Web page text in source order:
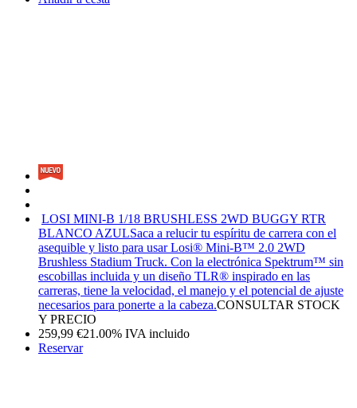
LOSI MINI-B 1/18 BRUSHLESS 2WD BUGGY RTR
BLANCO AZULSaca a relucir tu espíritu de carrera con el
asequible y listo para usar Losi® Mini-B™ 2.0 2WD
Brushless Stadium Truck. Con la electrónica Spektrum™ sin
escobillas incluida y un diseño TLR® inspirado en las
carreras, tiene la velocidad, el manejo y el potencial de ajuste
necesarios para ponerte a la cabeza.CONSULTAR STOCK
Y PRECIO
259,99 €21.00% IVA incluido
Reservar